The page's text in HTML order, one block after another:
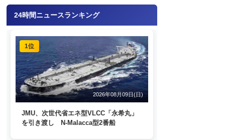
24時間ニュースランキング
1位
2026年08月09日(日)
JMU、次世代省エネ型VLCC「永希丸」
を引き渡し N-Malacca型2番船